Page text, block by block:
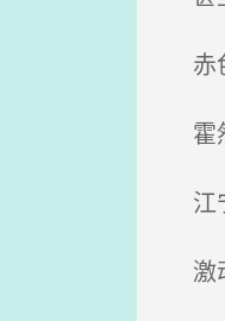
赤
霍
江
激